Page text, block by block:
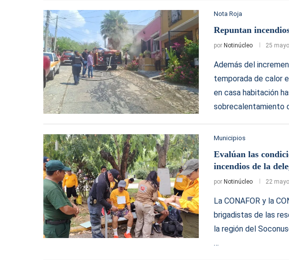
Nota Roja
Repuntan
por Notinúcleo 25
Además del
temporada de calor
en casa habitación
sobrecalentamiento
Municipios
Evalúan las
incendios de la
por Notinúcleo 22
La CONAFOR y la
brigadistas de las
la región del
…